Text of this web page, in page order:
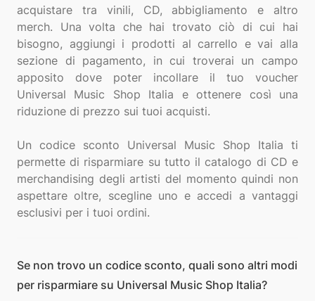
acquistare tra vinili, CD, abbigliamento e altro
merch. Una volta che hai trovato ciò di cui hai
bisogno, aggiungi i prodotti al carrello e vai alla
sezione di pagamento, in cui troverai un campo
apposito dove poter incollare il tuo voucher
Universal Music Shop Italia e ottenere così una
riduzione di prezzo sui tuoi acquisti.
Un codice sconto Universal Music Shop Italia ti
permette di risparmiare su tutto il catalogo di CD e
merchandising degli artisti del momento quindi non
aspettare oltre, scegline uno e accedi a vantaggi
Se non trovo un codice sconto, quali sono altri modi
per risparmiare su Universal Music Shop Italia?